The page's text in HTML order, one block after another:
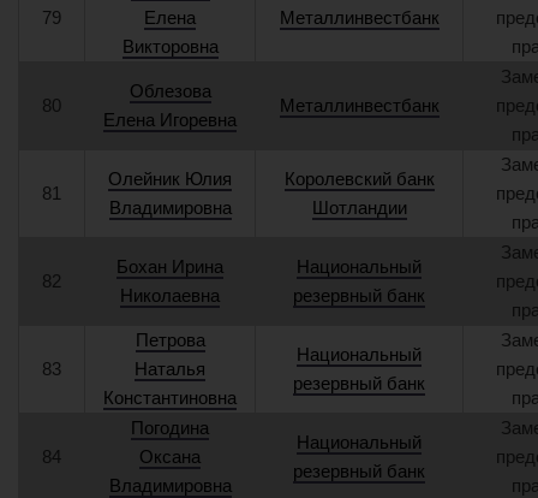
79
Елена
Викторовна
Металлинвестбанк
80
Облезова
Елена Игоревна
Металлинвестбанк
81
Олейник Юлия
Владимировна
Королевский банк
Шотландии
82
Бохан Ирина
Николаевна
Национальный
резервный банк
83
Петрова
Наталья
Константиновна
Национальный
резервный банк
84
Погодина
Оксана
Владимировна
Национальный
резервный банк